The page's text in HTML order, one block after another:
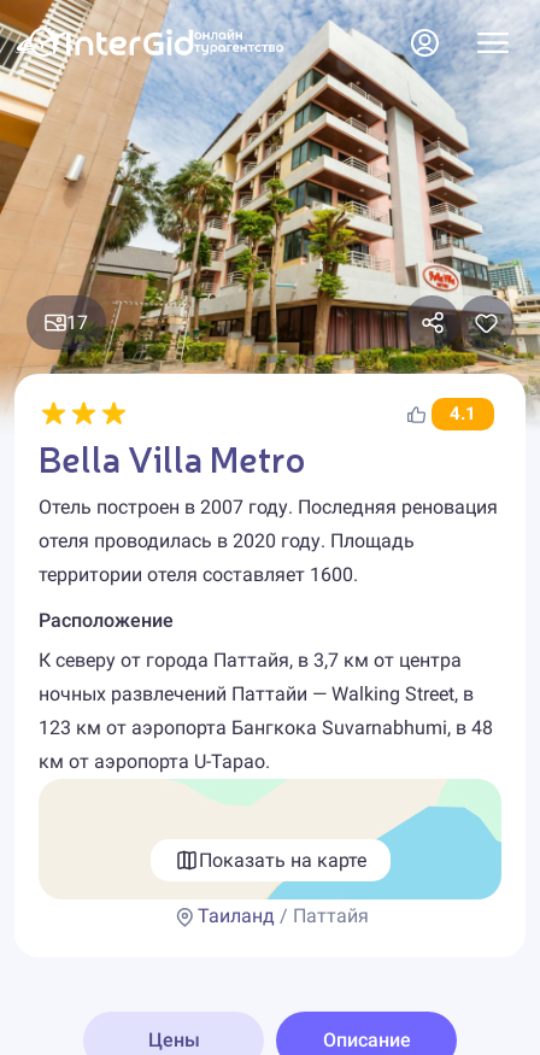
17
4.1
Bella Villa Metro
Отель построен в 2007 году. Последняя реновация
отеля проводилась в 2020 году. Площадь
территории отеля составляет 1600.
Расположение
К северу от города Паттайя, в 3,7 км от центра
ночных развлечений Паттайи — Walking Street, в
123 км от аэропорта Бангкока Suvarnabhumi, в 48
км от аэропорта U-Tapao.
Показать на карте
Таиланд/ Паттайя
Цены Описание